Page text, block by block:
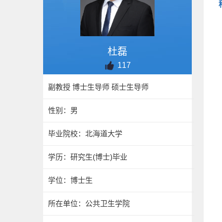
杜磊
117
副教授 博士生导师 硕士生导师
性别：男
毕业院校：北海道大学
学历：研究生(博士)毕业
学位：博士生
所在单位：公共卫生学院